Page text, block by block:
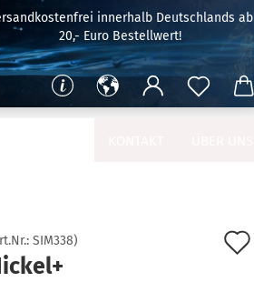
innerhalb Deutschlands ab
20,- Euro Bestellwert!
SIM338)